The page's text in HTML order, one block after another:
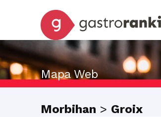
Mapa Web
Morbihan > Groix